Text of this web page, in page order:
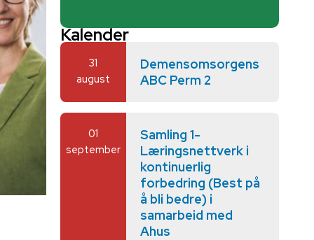
Kalender
31
august
Demensomsorgens
ABC Perm 2
01
september
Samling 1-
Læringsnettverk i
kontinuerlig
forbedring (Best på
å bli bedre) i
samarbeid med
Ahus